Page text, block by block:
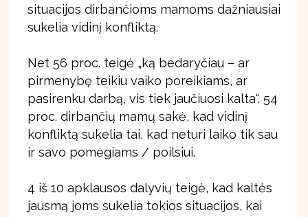
situacijos dirbančioms mamoms dažniausiai
sukelia vidinį konfliktą.
Net 56 proc. teigė „ką bedaryčiau – ar
pirmenybę teikiu vaiko poreikiams, ar
pasirenku darbą, vis tiek jaučiuosi kalta“. 54
proc. dirbančių mamų sakė, kad vidinį
konfliktą sukelia tai, kad neturi laiko tik sau
ir savo pomėgiams / poilsiui.
4 iš 10 apklausos dalyvių teigė, kad kaltės
jausmą joms sukelia tokios situacijos, kai